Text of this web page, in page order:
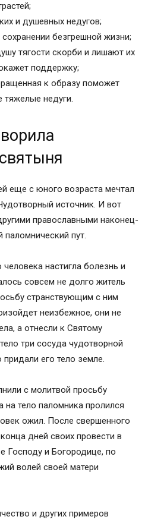
и душевных недугов;
безгрешной жизни;
тягости скорби и лишают их
поддержку;
к образу поможет
недуги.
еще с юного возраста мечтал
источник. И вот
православными наконец-
паломнический пут.
настигла болезнь и
совсем не долго житель
странствующим с ним
неизбежное, они не
а отнесли к Святому
три сосуда чудотворной
его тело земле.
с молитвой просьбу
тело паломника пролился
ожил. После свершенного
дней своих провести в
Господу и Богородице, по
волей своей матери
и других примеров